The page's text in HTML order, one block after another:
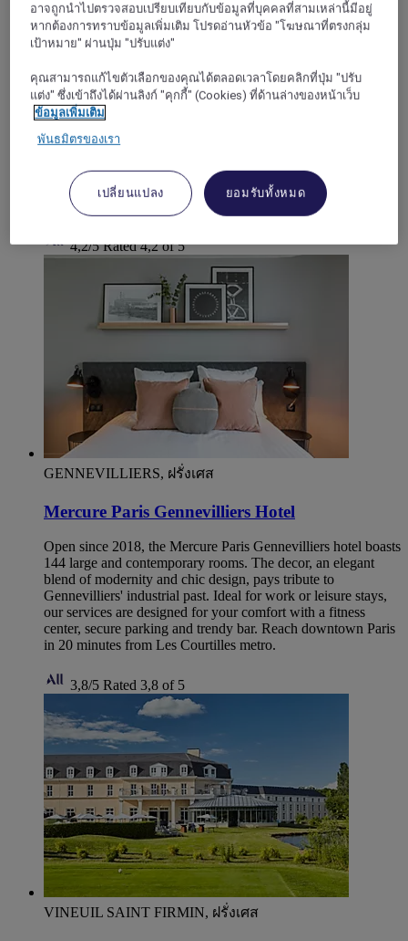
ACHERES, ฝรั่งเศส
Mercure Achères St Germain en Laye
Discover the Hotel Mercure Acheres Saint Germain en Laye.
This new modern and elegant hotel will welcome you for
your business trips or family stays. Stay in one of our 56
historically inspired decoration. Enjoy traditional French
cuisine in the restaurant opening onto its terrace, a bar and
perfectly equipped meeting facilities.
4,2/5Rated 4,2 of 5
GENNEVILLIERS, ฝรั่งเศส
Mercure Paris Gennevilliers Hotel
Open since 2018, the Mercure Paris Gennevilliers hotel boasts
144 large and contemporary rooms. The decor, an elegant
blend of modernity and chic design, pays tribute to
Gennevilliers' industrial past. Ideal for work or leisure stays,
our services are designed for your comfort with a fitness
center, secure parking and trendy bar. Reach downtown Paris
in 20 minutes from Les Courtilles metro.
3,8/5 Rated 3,8 of 5
VINEUIL SAINT FIRMIN, ฝรั่งเศส
อาจถูกนำไปตรวจสอบเปรียบเทียบกับข้อมูลที่บุคคลที่สามเหล่านี้มีอยู่
หากต้องการทราบข้อมูลเพิ่มเติม โปรดอ่านหัวข้อ "โฆษณาที่ตรงกลุ่ม
เป้าหมาย" ผ่านปุ่ม "ปรับแต่ง"
คุณสามารถแก้ไขตัวเลือกของคุณได้ตลอดเวลาโดยคลิกที่ปุ่ม "ปรับ
แต่ง" ซึ่งเข้าถึงได้ผ่านลิงก์ "คุกกี้" (Cookies) ที่ด้านล่างของหน้าเว็บ
ข้อมูลเพิ่มเติม
พันธมิตรของเรา
เปลี่ยนแปลง ยอมรับทั้งหมด